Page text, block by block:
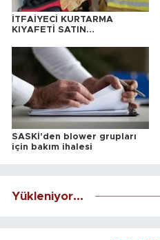
İTFAİYECİ KURTARMA
KIYAFETİ SATIN
SASKİ'den blower grupları
için bakım ihalesi
Yükleniyor...